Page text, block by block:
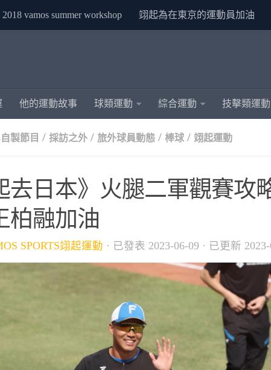
2018 vamos summer workshop 翊起為在東京的運動員加油
他的運動故事 球類運動 綜合運動 技擊類運動
製節目 / 採訪之外 / 旅外球員動態 / 棒球 / 翊起運動
去日本》火腿二軍觀賽攻
柏融加油
SPORTS翊起運動 · 已發表 2023-06-09 · 已更新